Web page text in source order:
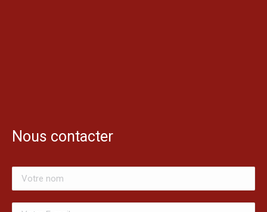
Nous contacter